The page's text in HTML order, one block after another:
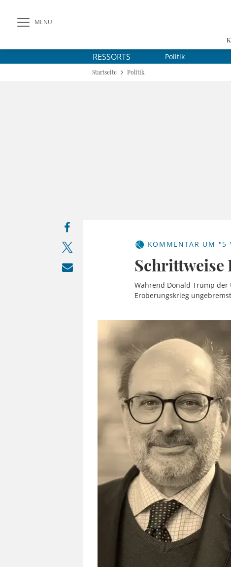
MENÜ
RESSORTS Politik
Startseite Politik
KOMMENTAR UM "5
Während Donald Trump
Eroberungskrieg